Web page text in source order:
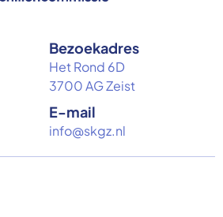
Bezoekadres
Het Rond 6D
3700 AG Zeist
E-mail
info@skgz.nl